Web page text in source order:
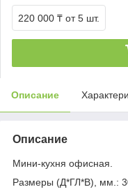
220 000 ₸ от 5 шт.
Описание
Описание
Мини-кухня офисная.
Размеры (Д*ГЛ*В), мм.: